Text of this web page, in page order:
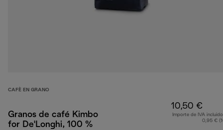
CAFÈ EN GRANO
Granos de café Kimbo
for De'Longhi, 100 %
10,50 €
Importe de IVA
0,95 €